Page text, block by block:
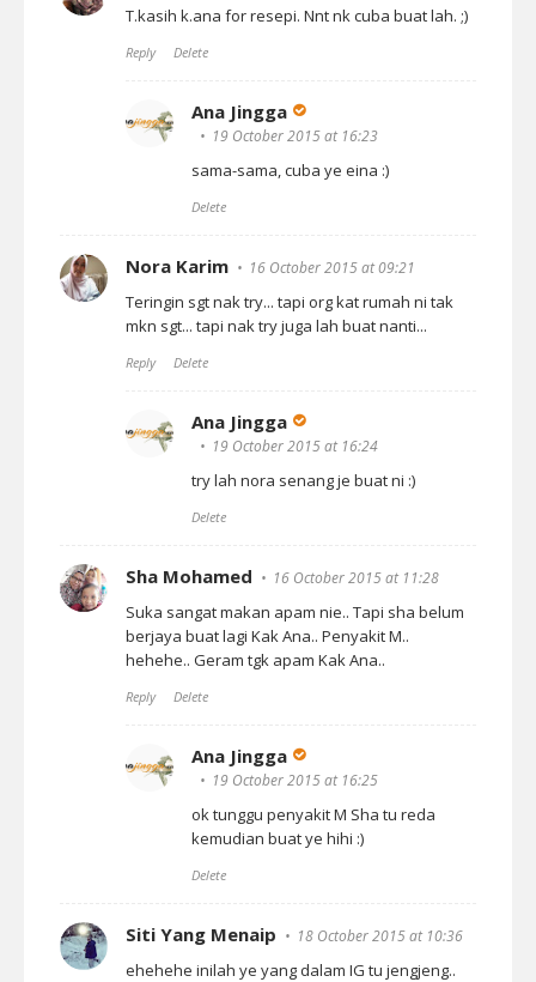
T.kasih k.ana for resepi. Nnt nk cuba buat lah. ;)
Reply Delete
Ana Jingga
19 October 2015 at 16:23
sama-sama, cuba ye eina :)
Delete
Nora Karim 16 October 2015 at 09:21
Teringin sgt nak try... tapi org kat rumah ni tak
mkn sgt... tapi nak try juga lah buat nanti...
Reply Delete
Ana Jingga
19 October 2015 at 16:24
try lah nora senang je buat ni :)
Delete
Sha Mohamed 16 October 2015 at 11:28
Suka sangat makan apam nie.. Tapi sha belum
berjaya buat lagi Kak Ana.. Penyakit M..
hehehe.. Geram tgk apam Kak Ana..
Reply Delete
Ana Jingga
19 October 2015 at 16:25
ok tunggu penyakit M Sha tu reda
kemudian buat ye hihi :)
Delete
Siti Yang Menaip 18 October 2015 at 10:36
ehehehe inilah ye yang dalam IG tu jengjeng..